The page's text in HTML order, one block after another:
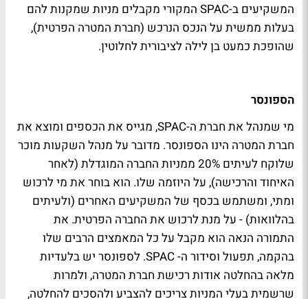
המשקיעים ב-SPAC המקורי מקבלים מניות שמקנות להם
בעלות ממשית על הנכס הנרכש (חברת המטרה הפרטית),
שהופכת כמעט בן לילה לציבורית לחלוטין.
הספונסר
מי שמנהל את חברת ה-SPAC, מגייס את הכספים ומוצא את
חברת המטרה הינו הספונסר. מדובר על מנהל השקעות מוכר
שלוקח לעיתים 20% ממניות החברה המוגדלת (לאחר
האיחוד והרכישה), על היוזמה שלו. הוא בוחר את מי לרכוש
ומתי, ומשתמש בכסף של המשקיעים האחרים (ולעיתים
בהלוואות) - על מנת לרכוש את החברה הפרטית. את
התמורה הנאה הוא מקבל על כל המאמצים הרבים שלו
בהקמה, תפעול וסידור ה- SPAC. לספונסר יש בלעדיות
מלאה בהחלטה אודות רכישת חברת המטרה, ולמרות
שרשמית בעלי המניות צריכים להצביע ולהסכים להחלטה,